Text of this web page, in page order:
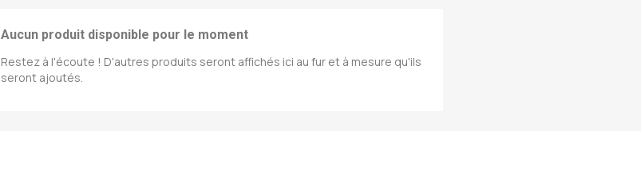
Aucun produit disponible pour le moment
Restez à l'écoute ! D'autres produits seront affichés ici au fur et à mesure qu'ils
seront ajoutés.